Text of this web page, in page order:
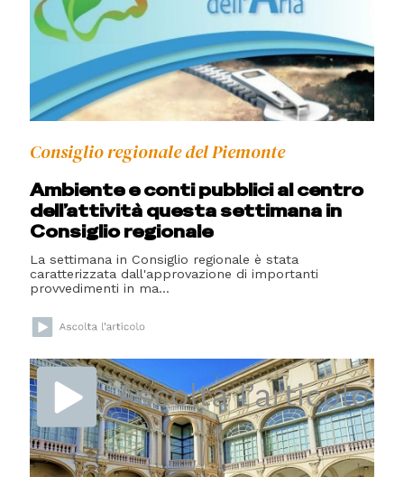
Consiglio regionale del Piemonte
Ambiente e conti pubblici al centro
dell’attività questa settimana in
Consiglio regionale
La settimana in Consiglio regionale è stata
caratterizzata dall'approvazione di importanti
provvedimenti in ma...
Consiglio regionale del Piemonte
58ª Festa del Piemonte: nel fine
settimana la rievocazione storica
al Colle dell’Assietta